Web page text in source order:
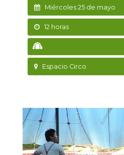
Miércoles 25 de mayo
12 horas
Espacio Circo